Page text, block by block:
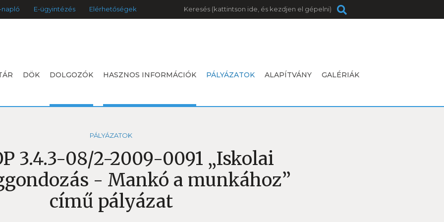
napló E-ügyintézés Elérhetőségek Keresés
DÖK DOLGOZÓK HASZNOS INFORMÁCIÓK PÁLYÁZATOK ALAPÍTVÁNY GALÉRIÁK
PÁLYÁZATOK
3.4.3-08/2-2009-0091 „Iskolai
- Mankó a munkához”
című pályázat